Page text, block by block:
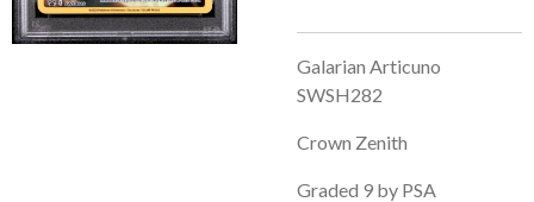
Galarian Articuno
SWSH282
Crown Zenith
Graded 9 by PSA